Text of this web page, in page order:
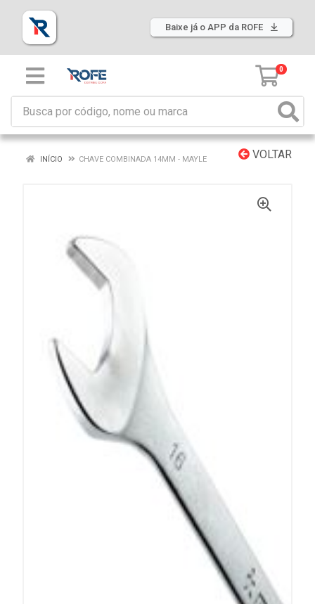
Baixe já o APP da ROFE
0
VOLTAR
INÍCIO CHAVE COMBINADA 14MM - MAYLE